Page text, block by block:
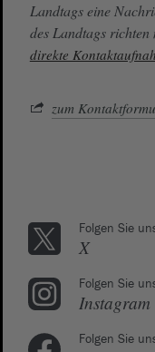
Landtags eine
des Landtags
direkte
zum
Folgen Sie
X
Folgen Sie
Instagram
Folgen Sie